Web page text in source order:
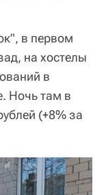
в первом
на хостелы
в
Ночь там в
(+8% за